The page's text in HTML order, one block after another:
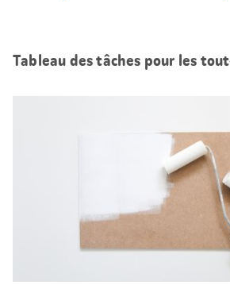
Tableau des tâches pour les